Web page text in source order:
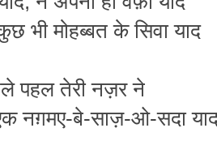
भी मोहब्बत के सिवा याद
पहल तेरी नज़र ने
नग़मए-बे-साज़-ओ-सदा